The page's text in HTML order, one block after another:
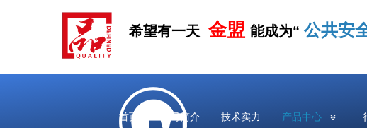
希望有一天 金盟 能成为“ 公共安
首页 公司简介 技术实力 产品中心